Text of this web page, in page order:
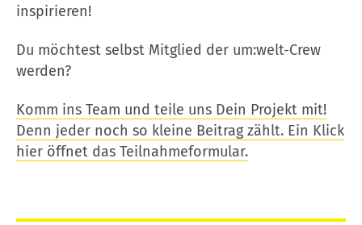
inspirieren!
Du möchtest selbst Mitglied der um:welt-Crew
werden?
Komm ins Team und teile uns Dein Projekt mit!
Denn jeder noch so kleine Beitrag zählt. Ein Klick
hier öffnet das Teilnahmeformular.